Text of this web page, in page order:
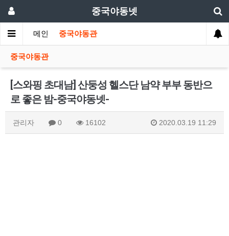
중국야동넷
메인 중국야동관
중국야동관
[스와핑 초대남] 산둥성 헬스단 남약 부부 동반으
로 좋은 밤-중국야동넷-
관리자 0 16102 2020.03.19 11:29